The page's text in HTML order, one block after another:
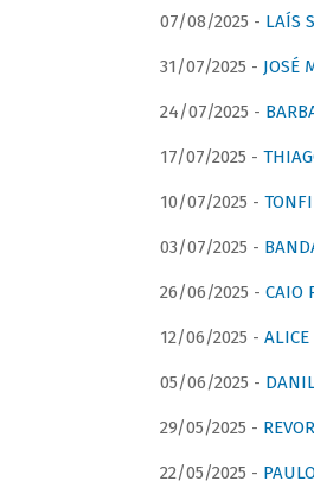
07/08/2025 - LAÍS
31/07/2025 - JOSÉ
24/07/2025 -
17/07/2025 -
10/07/2025 -
03/07/2025 -
26/06/2025 - CAIO
12/06/2025 -
05/06/2025 -
29/05/2025 -
22/05/2025 -